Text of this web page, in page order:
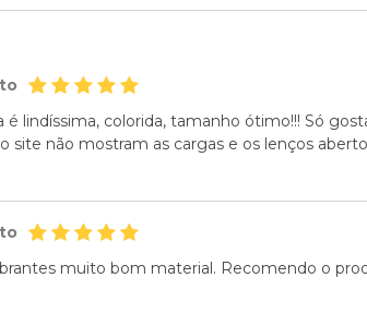
é lindíssima, colorida, tamanho ótimo!!! Só
site não mostram as cargas e os lenços
muito bom material. Recomendo o